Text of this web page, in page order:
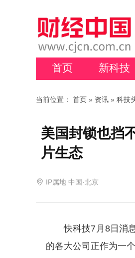
首页 新科技
当前位置： 首页 » 资讯 » 科技
美国封锁也挡
片生态
IP属地 中国·北京
快科技7月8日消
的各大公司正作为一